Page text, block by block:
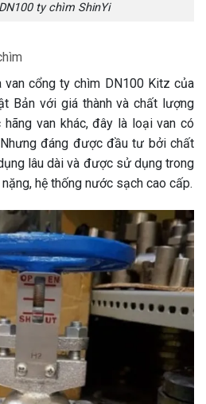
ty chìm ShinYi
van cổng ty chìm DN100 Kitz của
Bản với giá thành và chất lượng
van khác, đây là loại van có
đáng được đầu tư bởi chất
lâu dài và được sử dụng trong
hệ thống nước sạch cao cấp.